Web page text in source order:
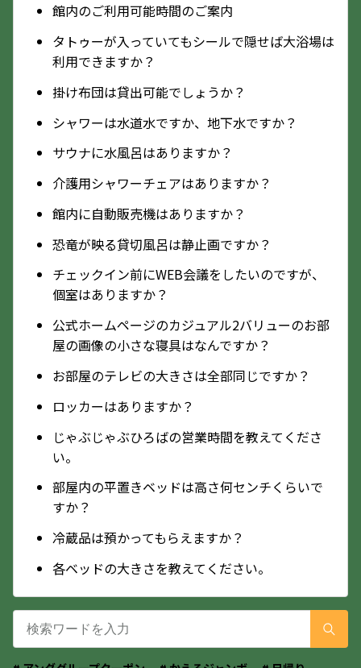
館内のご利用可能時間のご案内
タトゥーが入っていてもシールで隠せば大浴場は
利用できますか？
掛け布団は貸出可能でしょうか？
シャワーは水道水ですか、地下水ですか？
サウナに水風呂はありますか？
介護用シャワーチェアはありますか？
館内に自動販売機はありますか？
恐竜が映る貸切風呂は静止画ですか？
チェックイン前にWEB会議をしたいのですが、
個室はありますか？
公式ホームページのカジュアル2バリューのお部
屋の画像の小さな寝具はなんですか？
お部屋のテレビの大きさは全部同じですか？
ロッカーはありますか？
じゃぶじゃぶひろばの営業時間を教えてくださ
い。
部屋内の平置きベッドは高さ何センチくらいで
すか？
冷蔵品は預かってもらえますか？
各ベッドの大きさを教えてください。